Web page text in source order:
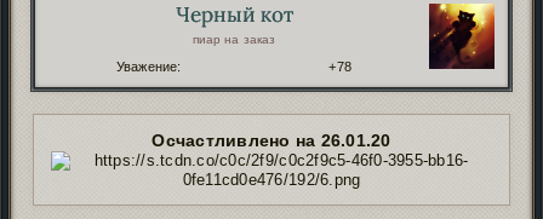
Черный кот
пиар на заказ
Уважение: +78
Осчастливлено на 26.01.20